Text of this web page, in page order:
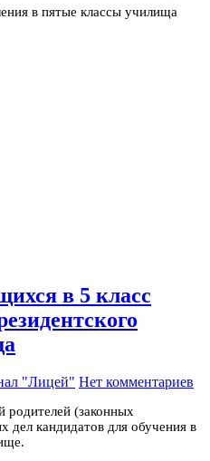
в пятые классы училища
в 5 класс
"Лицей" Нет комментариев
родителей (законных
дел кандидатов для обучения в